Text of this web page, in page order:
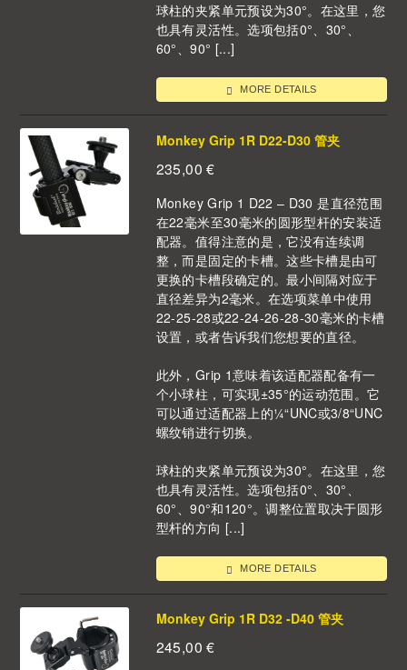
球柱的夹紧单元预设为30°。在这里，您
也具有灵活性。选项包括0°、30°、
60°、90° [...]
MORE DETAILS
Monkey Grip 1R D22-D30 管夹
235,00 €
Monkey Grip 1 D22 – D30 是直径范围
在22毫米至30毫米的圆形型杆的安装适
配器。值得注意的是，它没有连续调
整，而是固定的卡槽。这些卡槽是由可
更换的卡槽段确定的。最小间隔对应于
直径差异为2毫米。在选项菜单中使用
22-25-28或22-24-26-28-30毫米的卡槽
设置，或者告诉我们您想要的直径。
此外，Grip 1意味着该适配器配备有一
个小球柱，可实现±35°的运动范围。它
可以通过适配器上的¼“UNC或3/8“UNC
螺纹销进行切换。
球柱的夹紧单元预设为30°。在这里，您
也具有灵活性。选项包括0°、30°、
60°、90°和120°。调整位置取决于圆形
型杆的方向 [...]
MORE DETAILS
Monkey Grip 1R D32 -D40 管夹
245,00 €